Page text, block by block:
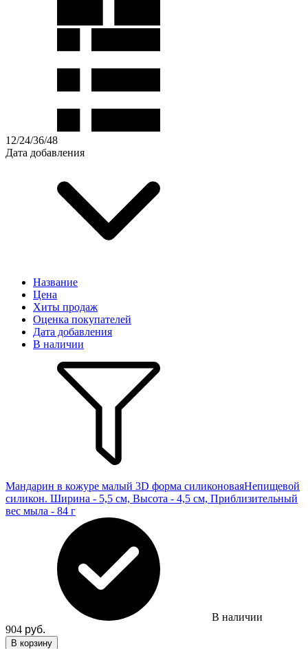
12/24/36/48
Дата добавления
Название
Цена
Хиты продаж
Оценка покупателей
Дата добавления
В наличии
Мандарин в кожуре малый 3D форма силиконоваяНепищевой
силикон. Ширина - 5,5 см, Высота - 4,5 см, Приблизительный
вес мыла - 84 г
В наличии
904 руб.
В корзину